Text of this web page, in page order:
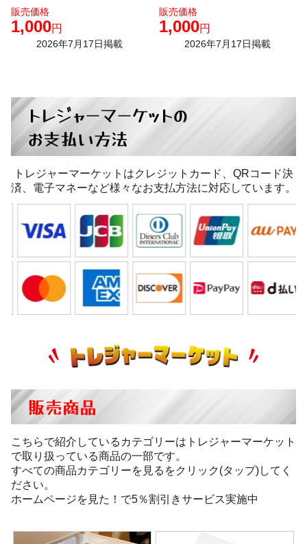
販売価格
1,000円
2026年7月17日掲載
販売価格
1,000円
2026年7月17日掲載
トレジャーマーケットの
お支払い方法
トレジャーマーケットはクレジットカード、QRコード決
済、電子マネーなど様々なお支払方法に対応しています。
販売商品
こちらで紹介しているカテゴリーはトレジャーマーケット
で取り扱っている商品の一部です。
すべての商品カテゴリーを見るをクリック(タップ)してく
ださい。
ホームページを見た！で5％割引きサービス実施中